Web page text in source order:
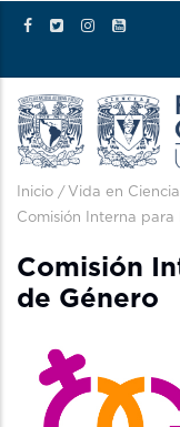
Ruta de
Inicio / Vida en
Comisión Interna
Comisión
de Género